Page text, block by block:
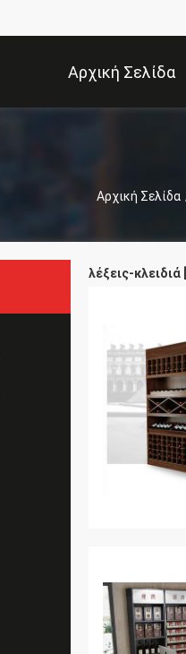
Αρχική Σελίδα
Αρχική Σελίδα
λέξεις-